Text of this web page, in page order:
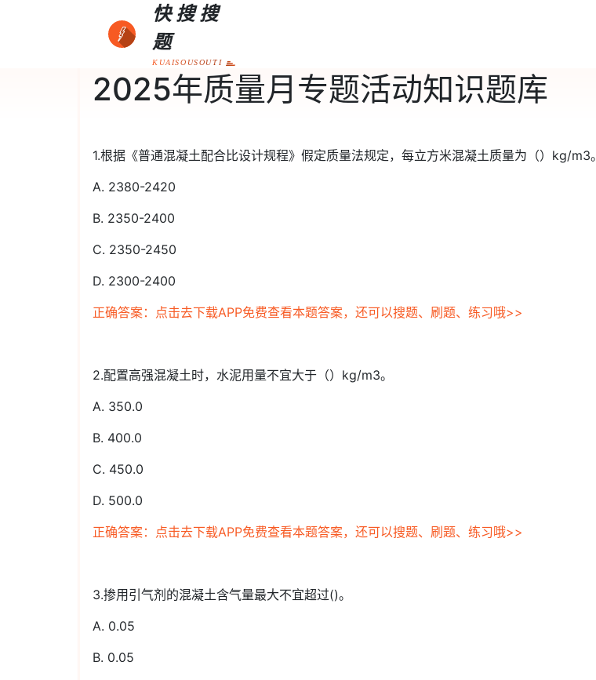
快搜搜
题
KUAISOUSOUTI
2025年质量月专题活动知识题库
1.根据《普通混凝土配合比设计规程》假定质量法规定，每立方米混凝土质量为（）kg/m3。
A. 2380-2420
B. 2350-2400
C. 2350-2450
D. 2300-2400
正确答案：点击去下载APP免费查看本题答案，还可以搜题、刷题、练习哦>>
2.配置高强混凝土时，水泥用量不宜大于（）kg/m3。
A. 350.0
B. 400.0
C. 450.0
D. 500.0
正确答案：点击去下载APP免费查看本题答案，还可以搜题、刷题、练习哦>>
3.掺用引气剂的混凝土含气量最大不宜超过()。
A. 0.05
B. 0.05